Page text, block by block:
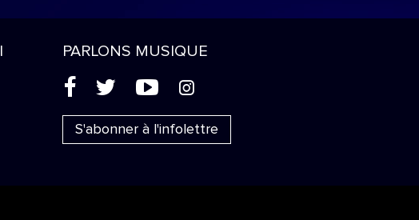
PARLONS MUSIQUE
( ' + &
S'abonner à l'infolettre